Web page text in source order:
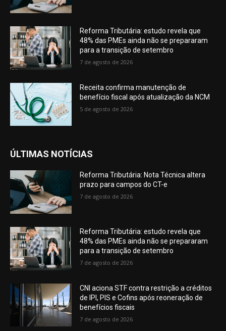
Reforma Tributária: estudo revela que
48% das PMEs ainda não se prepararam
para a transição de setembro
7 de agosto de 2026
Receita confirma manutenção de
benefício fiscal após atualização da NCM
5 de agosto de 2026
ÚLTIMAS NOTÍCIAS
Reforma Tributária: Nota Técnica altera
prazo para campos do CT-e
7 de agosto de 2026
Reforma Tributária: estudo revela que
48% das PMEs ainda não se prepararam
para a transição de setembro
7 de agosto de 2026
CNI aciona STF contra restrição a créditos
de IPI, PIS e Cofins após reoneração de
benefícios fiscais
7 de agosto de 2026